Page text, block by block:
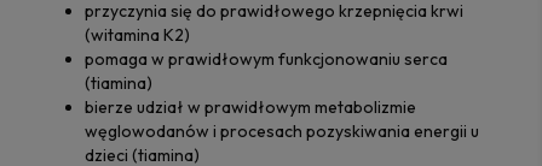
przyczynia się do prawidłowego krzepnięcia krwi
(witamina K2)
pomaga w prawidłowym funkcjonowaniu serca
(tiamina)
bierze udział w prawidłowym metabolizmie
węglowodanów i procesach pozyskiwania energii u
dzieci (tiamina)